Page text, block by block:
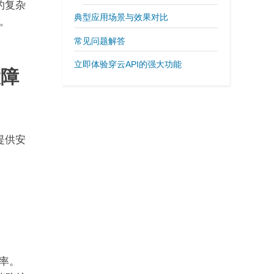
复杂
供安
。
典型应用场景与效果对比
常见问题解答
立即体验穿云API的强大功能